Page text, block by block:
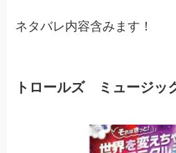
ネタバレ内容含みます！
トロールズ ミュージッ